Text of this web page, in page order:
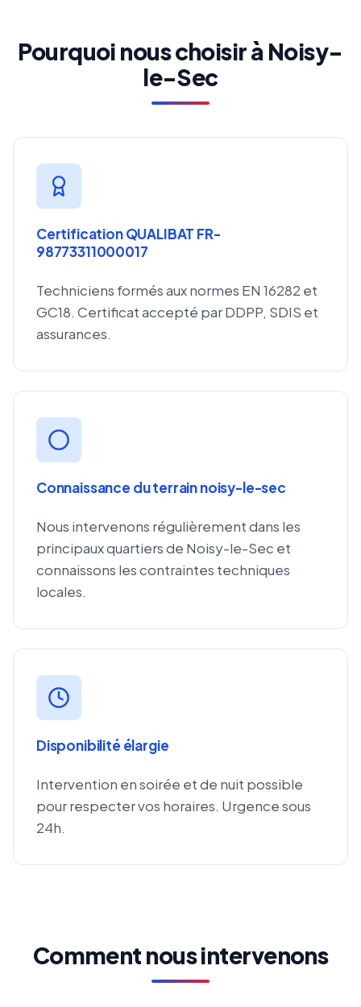
Pourquoi nous choisir à Noisy-
le-Sec
Certification QUALIBAT FR-
98773311000017
Techniciens formés aux normes EN 16282 et
GC18. Certificat accepté par DDPP, SDIS et
assurances.
Connaissance du terrain noisy-le-sec
Nous intervenons régulièrement dans les
principaux quartiers de Noisy-le-Sec et
connaissons les contraintes techniques
locales.
Disponibilité élargie
Intervention en soirée et de nuit possible
pour respecter vos horaires. Urgence sous
24h.
Comment nous intervenons